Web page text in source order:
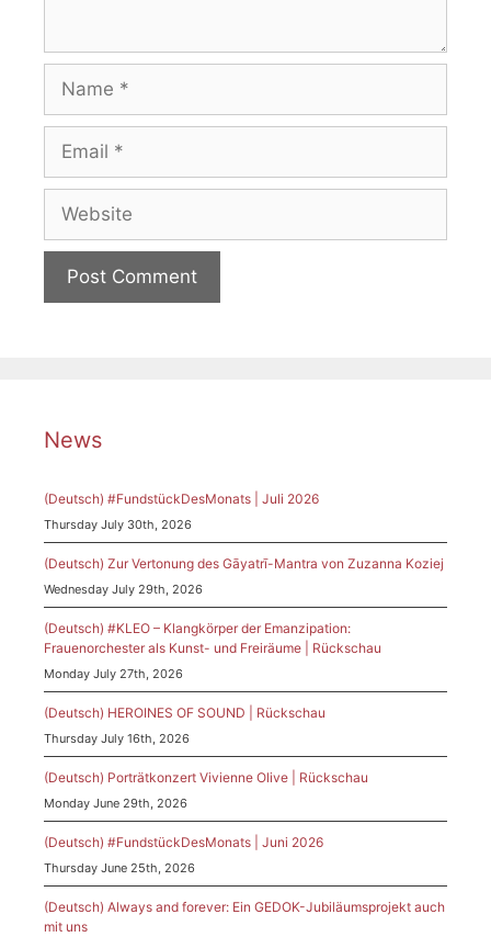
Name
Email
Website
News
(Deutsch) #FundstückDesMonats | Juli 2026
Thursday July 30th, 2026
(Deutsch) Zur Vertonung des Gāyatrī-Mantra von Zuzanna Koziej
Wednesday July 29th, 2026
(Deutsch) #KLEO – Klangkörper der Emanzipation:
Frauenorchester als Kunst- und Freiräume | Rückschau
Monday July 27th, 2026
(Deutsch) HEROINES OF SOUND | Rückschau
Thursday July 16th, 2026
(Deutsch) Porträtkonzert Vivienne Olive | Rückschau
Monday June 29th, 2026
(Deutsch) #FundstückDesMonats | Juni 2026
Thursday June 25th, 2026
(Deutsch) Always and forever: Ein GEDOK-Jubiläumsprojekt auch
mit uns